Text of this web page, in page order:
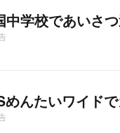
学校であいさ
んたいワイドで